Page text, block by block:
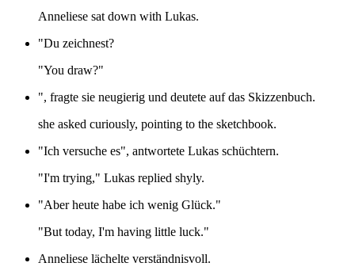
Anneliese sat down with Lukas.
"Du zeichnest?
"You draw?"
", fragte sie neugierig und deutete auf das Skizzenbuch.
she asked curiously, pointing to the sketchbook.
"Ich versuche es", antwortete Lukas schüchtern.
"I'm trying," Lukas replied shyly.
"Aber heute habe ich wenig Glück."
"But today, I'm having little luck."
Anneliese lächelte verständnisvoll.